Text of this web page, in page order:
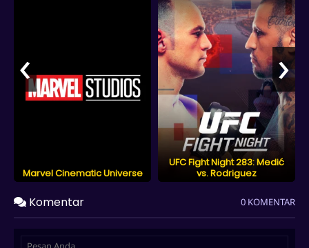
Marvel Cinematic Universe
UFC Fight Night 283: Medić
vs. Rodriguez
‹ ›
Komentar 0 KOMENTAR